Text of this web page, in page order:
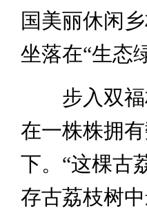
国美丽休闲
坐落在“生态
步入双福
在一株株拥
下。“这棵古
存古荔枝树